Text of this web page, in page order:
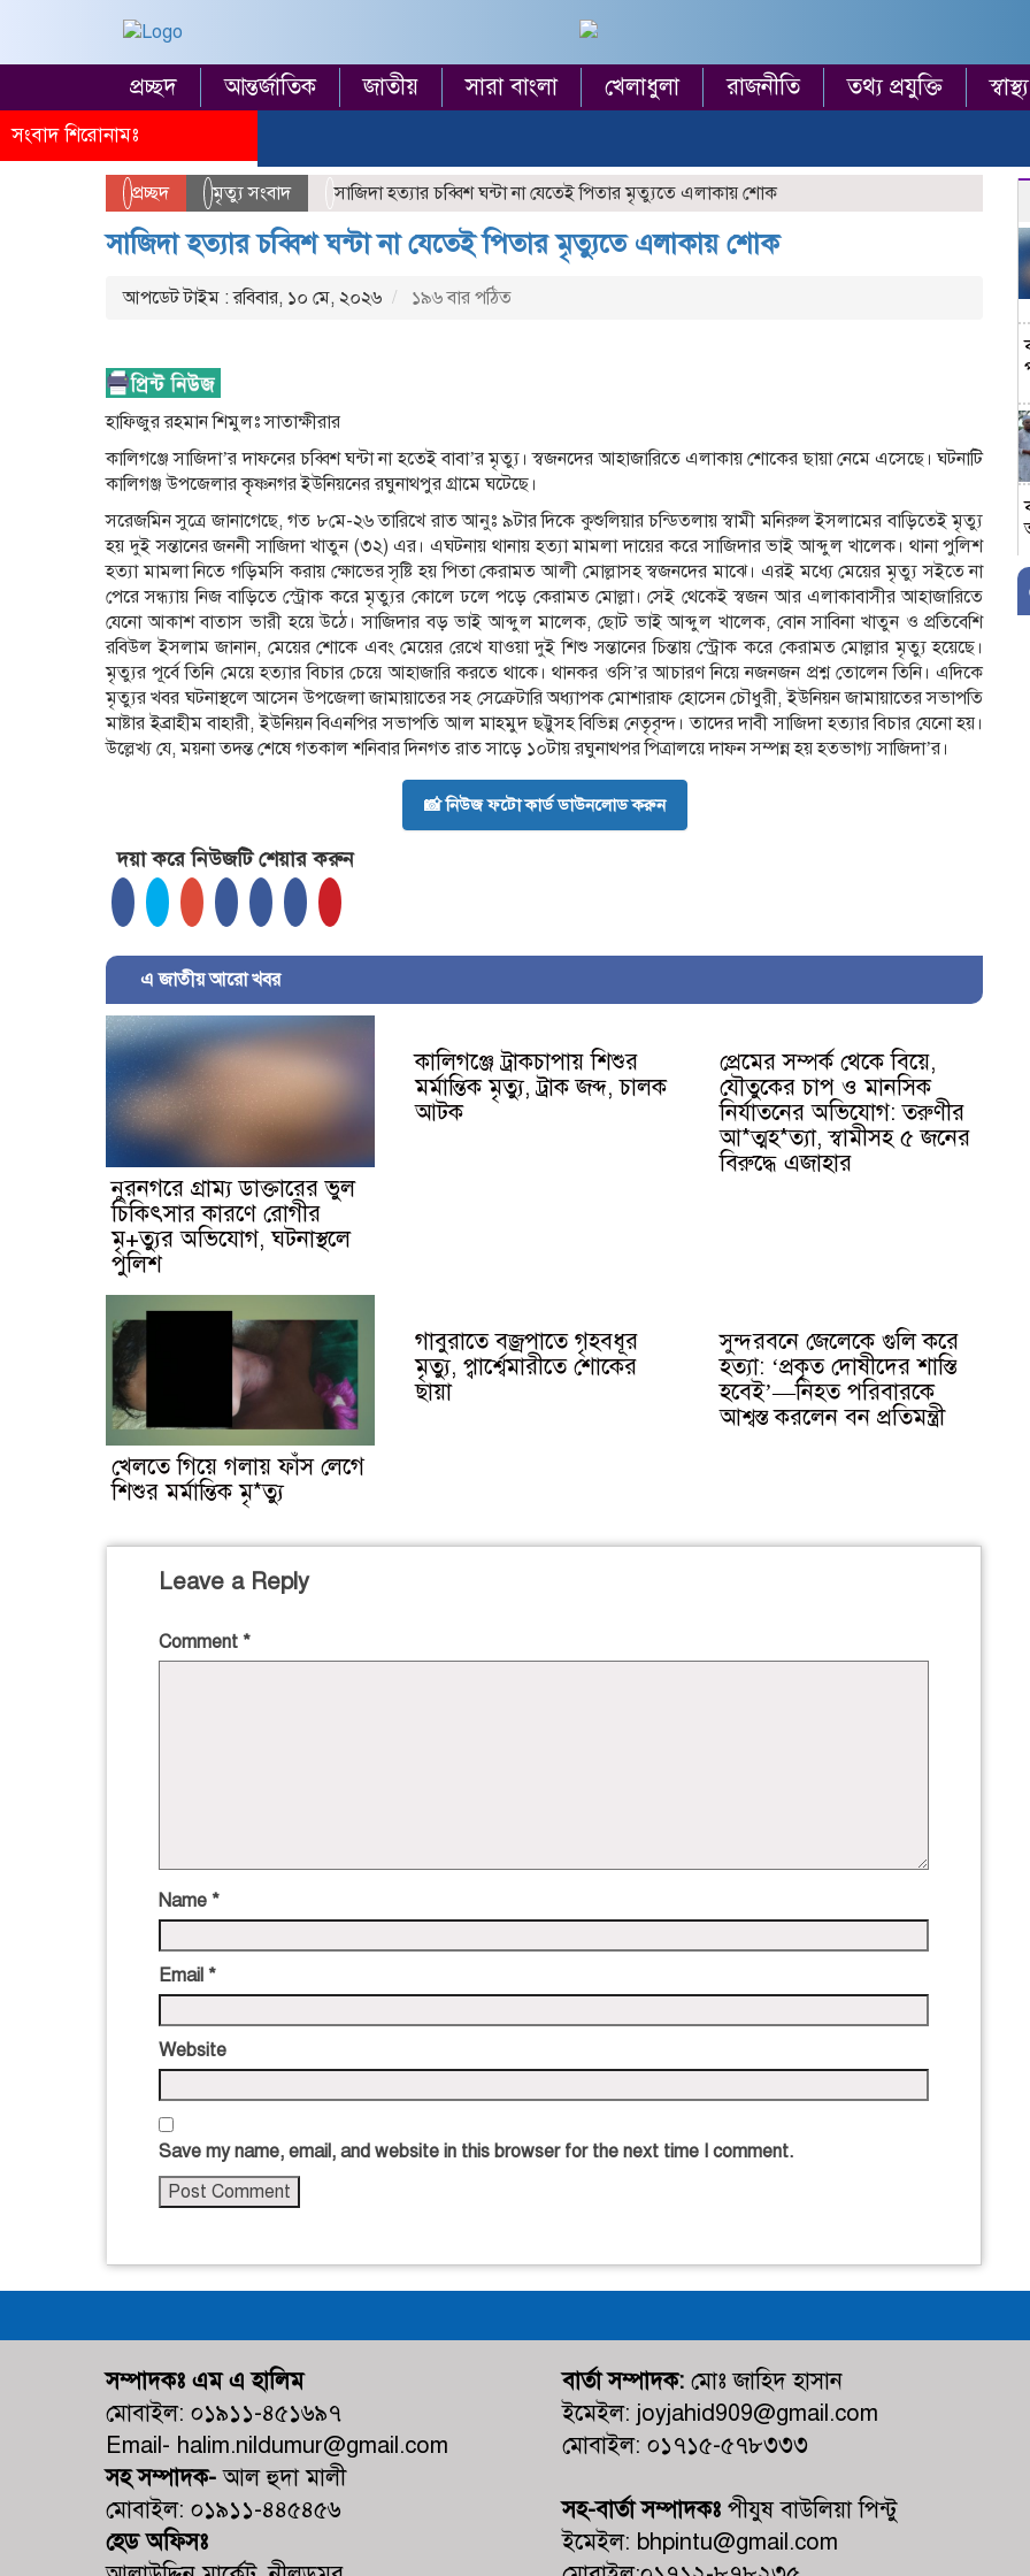
প্রচ্ছদ আন্তর্জাতিক জাতীয় সারা বাংলা খেলাধুলা রাজনীতি তথ্য প্রযুক্তি স্বাস্থ্য
সংবাদ শিরোনামঃ
প্রচ্ছদ মৃত্যু সংবাদ সাজিদা হত্যার চব্বিশ ঘন্টা না যেতেই পিতার মৃত্যুতে এলাকায় শোক
সাজিদা হত্যার চব্বিশ ঘন্টা না যেতেই পিতার মৃত্যুতে এলাকায় শোক
আপডেট টাইম : রবিবার, ১০ মে, ২০২৬ ১৯৬ বার পঠিত
হাফিজুর রহমান শিমুলঃ সাতাক্ষীরার
কালিগঞ্জে সাজিদা’র দাফনের চব্বিশ ঘন্টা না হতেই বাবা’র মৃত্যু। স্বজনদের আহাজারিতে এলাকায় শোকের ছায়া নেমে এসেছে। ঘটনাটি
কালিগঞ্জ উপজেলার কৃৃষ্ণনগর ইউনিয়নের রঘুনাথপুর গ্রামে ঘটেছে।
সরেজমিন সুত্রে জানাগেছে, গত ৮মে-২৬ তারিখে রাত আনুঃ ৯টার দিকে কুশুলিয়ার চন্ডিতলায় স্বামী মনিরুল ইসলামের বাড়িতেই মৃত্যু
হয় দুই সন্তানের জননী সাজিদা খাতুন (৩২) এর। এঘটনায় থানায় হত্যা মামলা দায়ের করে সাজিদার ভাই আব্দুল খালেক। থানা পুলিশ
হত্যা মামলা নিতে গড়িমসি করায় ক্ষোভের সৃষ্টি হয় পিতা কেরামত আলী মোল্লাসহ স্বজনদের মাঝে। এরই মধ্যে মেয়ের মৃত্যু সইতে না
পেরে সন্ধ্যায় নিজ বাড়িতে স্ট্রোক করে মৃত্যুর কোলে ঢলে পড়ে কেরামত মোল্লা। সেই থেকেই স্বজন আর এলাকাবাসীর আহাজারিতে
যেনো আকাশ বাতাস ভারী হয়ে উঠে। সাজিদার বড় ভাই আব্দুল মালেক, ছোট ভাই আব্দুল খালেক, বোন সাবিনা খাতুন ও প্রতিবেশি
রবিউল ইসলাম জানান, মেয়ের শোকে এবং মেয়ের রেখে যাওয়া দুই শিশু সন্তানের চিন্তায় স্ট্রোক করে কেরামত মোল্লার মৃত্যু হয়েছে।
মৃত্যুর পূর্বে তিনি মেয়ে হত্যার বিচার চেয়ে আহাজারি করতে থাকে। থানকর ওসি’র আচারণ নিয়ে নজনজন প্রশ্ন তোলেন তিনি। এদিকে
মৃত্যুর খবর ঘটনাস্থলে আসেন উপজেলা জামায়াতের সহ সেক্রেটারি অধ্যাপক মোশারাফ হোসেন চৌধুরী, ইউনিয়ন জামায়াতের সভাপতি
মাষ্টার ইব্রাহীম বাহারী, ইউনিয়ন বিএনপির সভাপতি আল মাহমুদ ছট্টুসহ বিভিন্ন নেতৃবৃন্দ। তাদের দাবী সাজিদা হত্যার বিচার যেনো হয়।
উল্লেখ্য যে, ময়না তদন্ত শেষে গতকাল শনিবার দিনগত রাত সাড়ে ১০টায় রঘুনাথপর পিত্রালয়ে দাফন সম্পন্ন হয় হতভাগ্য সাজিদা’র।
📸 নিউজ ফটো কার্ড ডাউনলোড করুন
দয়া করে নিউজটি শেয়ার করুন
এ জাতীয় আরো খবর
নুরনগরে গ্রাম্য ডাক্তারের ভুল
চিকিৎসার কারণে রোগীর
মৃ+ত্যুর অভিযোগ, ঘটনাস্থলে
পুলিশ
কালিগঞ্জে ট্রাকচাপায় শিশুর
মর্মান্তিক মৃত্যু, ট্রাক জব্দ, চালক
আটক
প্রেমের সম্পর্ক থেকে বিয়ে,
যৌতুকের চাপ ও মানসিক
নির্যাতনের অভিযোগ: তরুণীর
আ*ত্মহ*ত্যা, স্বামীসহ ৫ জনের
বিরুদ্ধে এজাহার
খেলতে গিয়ে গলায় ফাঁস লেগে
শিশুর মর্মান্তিক মৃ*ত্যু
গাবুরাতে বজ্রপাতে গৃহবধূর
মৃত্যু, প্বার্শ্বেমারীতে শোকের
ছায়া
সুন্দরবনে জেলেকে গুলি করে
হত্যা: ‘প্রকৃত দোষীদের শাস্তি
হবেই’—নিহত পরিবারকে
আশ্বস্ত করলেন বন প্রতিমন্ত্রী
Leave a Reply
Comment *
Name *
Email *
Website
Save my name, email, and website in this browser for the next time I comment.
সম্পাদকঃ এম এ হালিম
মোবাইল: ০১৯১১-৪৫১৬৯৭
Email- halim.nildumur@gmail.com
সহ সম্পাদক- আল হুদা মালী
মোবাইল: ০১৯১১-৪৪৫৪৫৬
হেড অফিসঃ
বার্তা সম্পাদক:মোঃ জাহিদ হাসান
ইমেইল: joyjahid909@gmail.com
মোবাইল: ০১৭১৫-৫৭৮৩৩৩
সহ-বার্তা সম্পাদকঃপীযুষ বাউলিয়া পিন্টু
ইমেইল: bhpintu@gmail.com